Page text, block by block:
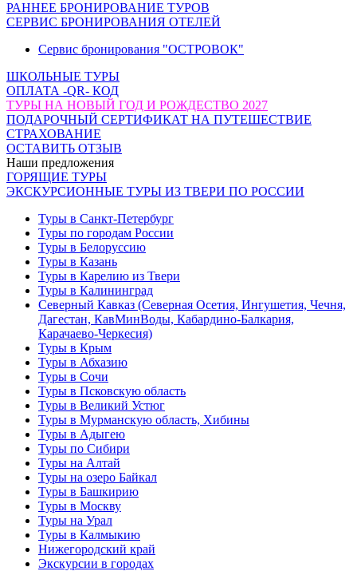
РАННЕЕ БРОНИРОВАНИЕ ТУРОВ
СЕРВИС БРОНИРОВАНИЯ ОТЕЛЕЙ
Сервис бронирования "ОСТРОВОК"
ШКОЛЬНЫЕ ТУРЫ
ОПЛАТА -QR- КОД
ТУРЫ НА НОВЫЙ ГОД И РОЖДЕСТВО 2027
ПОДАРОЧНЫЙ СЕРТИФИКАТ НА ПУТЕШЕСТВИЕ
СТРАХОВАНИЕ
ОСТАВИТЬ ОТЗЫВ
Наши предложения
ГОРЯЩИЕ ТУРЫ
ЭКСКУРСИОННЫЕ ТУРЫ ИЗ ТВЕРИ ПО РОССИИ
Туры в Санкт-Петербург
Туры по городам России
Туры в Белоруссию
Туры в Казань
Туры в Карелию из Твери
Туры в Калининград
Северный Кавказ (Северная Осетия, Ингушетия, Чечня,
Дагестан, КавМинВоды, Кабардино-Балкария,
Карачаево-Черкесия)
Туры в Крым
Туры в Абхазию
Туры в Сочи
Туры в Псковскую область
Туры в Великий Устюг
Туры в Мурманскую область, Хибины
Туры в Адыгею
Туры по Сибири
Туры на Алтай
Туры на озеро Байкал
Туры в Башкирию
Туры в Москву
Туры на Урал
Туры в Калмыкию
Нижегородский край
Экскурсии в городах